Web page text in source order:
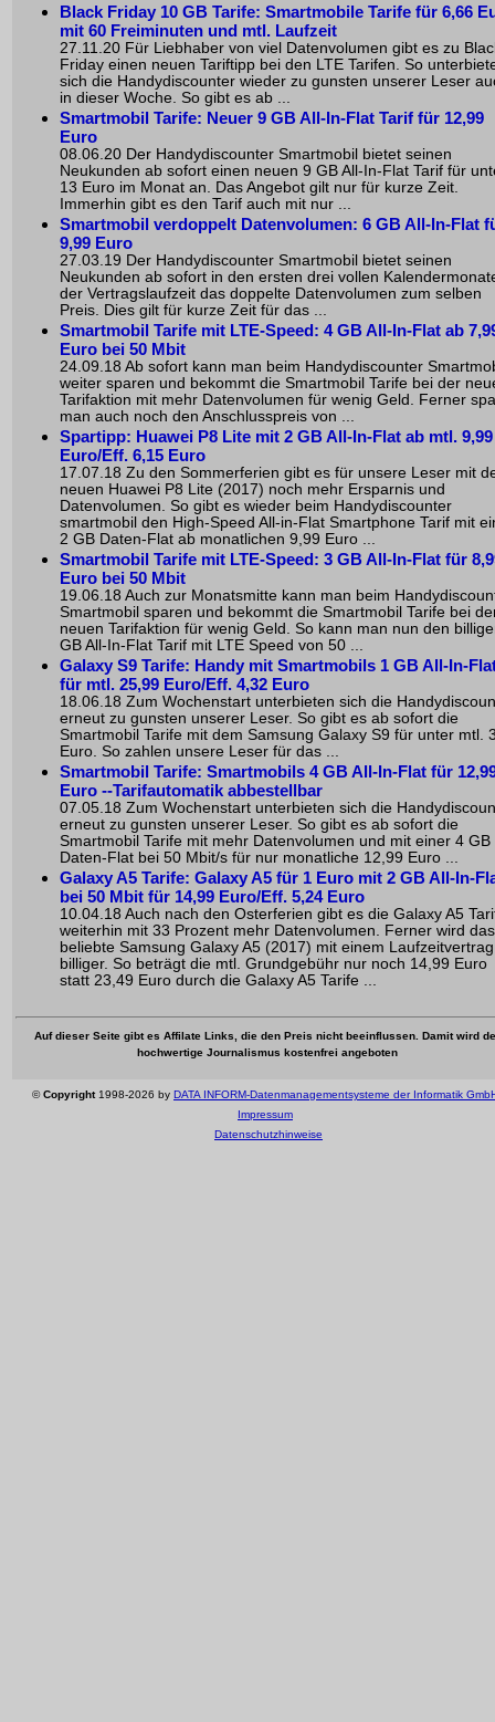
Black Friday 10 GB Tarife: Smartmobile Tarife für 6,66
mit 60 Freiminuten und mtl. Laufzeit
27.11.20 Für Liebhaber von viel Datenvolumen gibt es zu
Friday einen neuen Tariftipp bei den LTE Tarifen. So
sich die Handydiscounter wieder zu gunsten unserer Leser
in dieser Woche. So gibt es ab ...
Smartmobil Tarife: Neuer 9 GB All-In-Flat Tarif für 12,99
Euro
08.06.20 Der Handydiscounter Smartmobil bietet seinen
Neukunden ab sofort einen neuen 9 GB All-In-Flat Tarif für
13 Euro im Monat an. Das Angebot gilt nur für kurze Zeit.
Immerhin gibt es den Tarif auch mit nur ...
Smartmobil verdoppelt Datenvolumen: 6 GB All-In-Flat
9,99 Euro
27.03.19 Der Handydiscounter Smartmobil bietet seinen
Neukunden ab sofort in den ersten drei vollen
der Vertragslaufzeit das doppelte Datenvolumen zum selben
Preis. Dies gilt für kurze Zeit für das ...
Smartmobil Tarife mit LTE-Speed: 4 GB All-In-Flat ab
Euro bei 50 Mbit
24.09.18 Ab sofort kann man beim Handydiscounter
weiter sparen und bekommt die Smartmobil Tarife bei der
Tarifaktion mit mehr Datenvolumen für wenig Geld. Ferner
man auch noch den Anschlusspreis von ...
Spartipp: Huawei P8 Lite mit 2 GB All-In-Flat ab mtl. 9,99
Euro/Eff. 6,15 Euro
17.07.18 Zu den Sommerferien gibt es für unsere Leser mit
neuen Huawei P8 Lite (2017) noch mehr Ersparnis und
Datenvolumen. So gibt es wieder beim Handydiscounter
smartmobil den High-Speed All-in-Flat Smartphone Tarif mit
2 GB Daten-Flat ab monatlichen 9,99 Euro ...
Smartmobil Tarife mit LTE-Speed: 3 GB All-In-Flat für
Euro bei 50 Mbit
19.06.18 Auch zur Monatsmitte kann man beim
Smartmobil sparen und bekommt die Smartmobil Tarife bei
neuen Tarifaktion für wenig Geld. So kann man nun den
GB All-In-Flat Tarif mit LTE Speed von 50 ...
Galaxy S9 Tarife: Handy mit Smartmobils 1 GB All-In-
für mtl. 25,99 Euro/Eff. 4,32 Euro
18.06.18 Zum Wochenstart unterbieten sich die
erneut zu gunsten unserer Leser. So gibt es ab sofort die
Smartmobil Tarife mit dem Samsung Galaxy S9 für unter mtl.
Euro. So zahlen unsere Leser für das ...
Smartmobil Tarife: Smartmobils 4 GB All-In-Flat für
Euro --Tarifautomatik abbestellbar
07.05.18 Zum Wochenstart unterbieten sich die
erneut zu gunsten unserer Leser. So gibt es ab sofort die
Smartmobil Tarife mit mehr Datenvolumen und mit einer 4 GB
Daten-Flat bei 50 Mbit/s für nur monatliche 12,99 Euro ...
Galaxy A5 Tarife: Galaxy A5 für 1 Euro mit 2 GB All-In-
bei 50 Mbit für 14,99 Euro/Eff. 5,24 Euro
10.04.18 Auch nach den Osterferien gibt es die Galaxy A5
weiterhin mit 33 Prozent mehr Datenvolumen. Ferner wird das
beliebte Samsung Galaxy A5 (2017) mit einem Laufzeitvertrag
billiger. So beträgt die mtl. Grundgebühr nur noch 14,99 Euro
statt 23,49 Euro durch die Galaxy A5 Tarife ...
Auf dieser Seite gibt es Affilate Links, die den Preis nicht beeinflussen. Damit wird
hochwertige Journalismus kostenfrei angeboten
©Copyright1998-2026 by DATA INFORM-Datenmanagementsysteme der Informatik
Impressum
Datenschutzhinweise